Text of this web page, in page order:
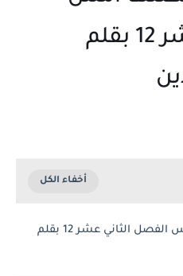
الفصل الثاني عشر 12 بقلم
رواية شمس وقصتها امس الفصل الثاني عشر 12 بقلم